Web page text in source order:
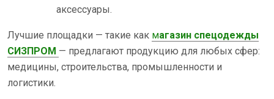
аксессуары.
Лучшие площадки — такие как магазин спецодежды
СИЗПРОМ — предлагают продукцию для любых сфер:
медицины, строительства, промышленности и
логистики.